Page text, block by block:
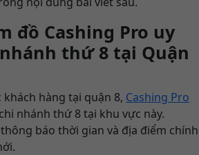
đồ Cashing Pro uy
thứ 8 tại Quận
khách hàng tại quận 8, Cashing Pro
nhánh thứ 8 tại khu vực này.
báo thời gian và địa điểm chính